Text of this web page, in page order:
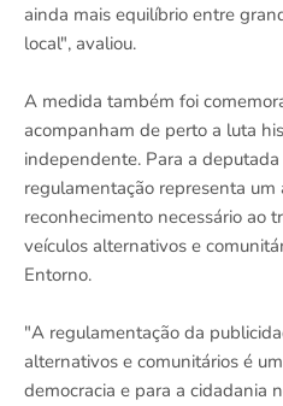
ainda mais equilíbrio entre
local", avaliou.
A medida também foi
acompanham de perto a luta
independente. Para a
regulamentação representa um
reconhecimento necessário ao
veículos alternativos e
Entorno.
"A regulamentação da
alternativos e comunitários é
democracia e para a cidadania